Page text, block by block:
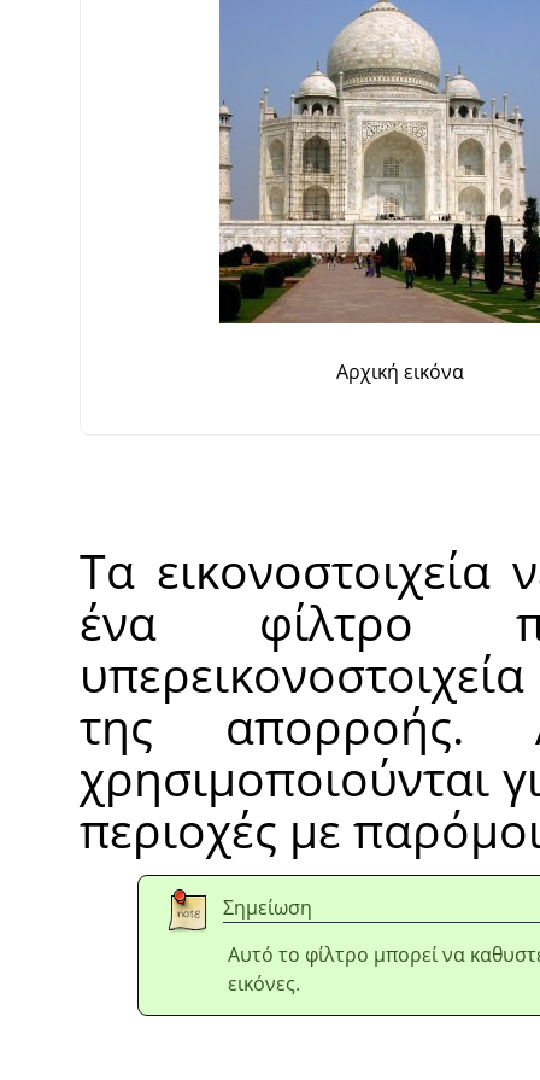
Αρχική εικόνα
Τα εικονοστοιχεία
ένα φίλτρο
της απορροής.
χρησιμοποιούνται
περιοχές με
Σημείωση
Αυτό το φίλτρο μπορεί να
εικόνες.